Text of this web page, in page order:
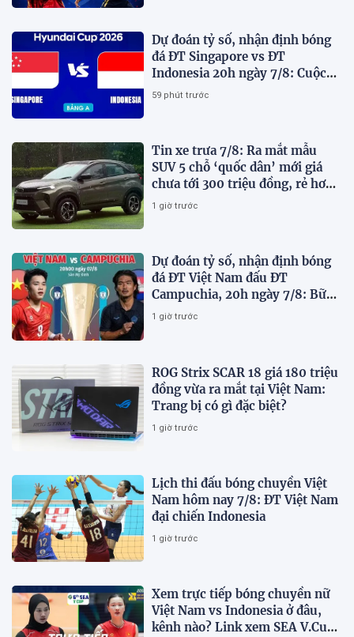
Dự đoán tỷ số, nhận định bóng
đá ĐT Singapore vs ĐT
Indonesia 20h ngày 7/8: Cuộc
chiến sống còn
59 phút trước
Tin xe trưa 7/8: Ra mắt mẫu
SUV 5 chỗ ‘quốc dân’ mới giá
chưa tới 300 triệu đồng, rẻ hơn
Kia Morning và Hyundai Grand
1 giờ trước
Dự đoán tỷ số, nhận định bóng
đá ĐT Việt Nam đấu ĐT
Campuchia, 20h ngày 7/8: Bữa
tiệc bàn thắng tại Mỹ Đình
1 giờ trước
ROG Strix SCAR 18 giá 180 triệu
đồng vừa ra mắt tại Việt Nam:
Trang bị có gì đặc biệt?
1 giờ trước
Lịch thi đấu bóng chuyền Việt
Nam hôm nay 7/8: ĐT Việt Nam
đại chiến Indonesia
1 giờ trước
Xem trực tiếp bóng chuyền nữ
Việt Nam vs Indonesia ở đâu,
kênh nào? Link xem SEA V.Cup